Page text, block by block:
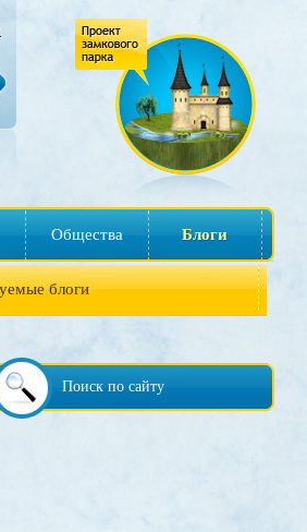
Общества Блоги
блоги
Поиск по сайту